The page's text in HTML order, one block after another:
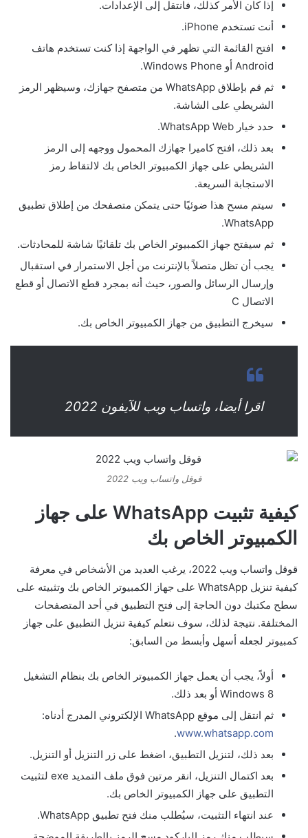
إذا كان الأمر كذلك، فانتقل إلى الإعدادات.
أنت تستخدم iPhone.
افتح القائمة التي تظهر في الواجهة إذا كنت تستخدم هاتف
Android أو Windows Phone.
ثم قم بإطلاق WhatsApp من متصفح جهازك، وسيظهر الرمز
الشريطي على الشاشة.
حدد خيار WhatsApp Web.
بعد ذلك، افتح كاميرا جهازك المحمول ووجهه إلى الرمز
الشريطي على جهاز الكمبيوتر الخاص بك لالتقاط رمز
الاستجابة السريعة.
سيتم مسح هذا ضوئيًا حتى يتمكن متصفحك من إطلاق تطبيق
WhatsApp.
ثم سيفتح جهاز الكمبيوتر الخاص بك تلقائيًا شاشة للمحادثات.
يجب أن تظل متصلاً بالإنترنت من أجل الاستمرار في استقبال
وإرسال الرسائل والصور، حيث أنه بمجرد قطع الاتصال أو قطع
الاتصال C
سيخرج التطبيق من جهاز الكمبيوتر الخاص بك.
اقرا أيضا، واتساب ويب للآيفون 2022
قوقل واتساب ويب 2022
كيفية تثبيت WhatsApp على جهاز
الكمبيوتر الخاص بك
قوقل واتساب ويب 2022، يرغب العديد من الأشخاص في معرفة
كيفية تنزيل WhatsApp على جهاز الكمبيوتر الخاص بك وتثبيته على
سطح مكتبك دون الحاجة إلى فتح التطبيق في أحد المتصفحات
المختلفة. نتيجة لذلك، سوف نتعلم كيفية تنزيل التطبيق على جهاز
كمبيوتر لجعله أسهل وأبسط من السابق:
أولاً، يجب أن يعمل جهاز الكمبيوتر الخاص بك بنظام التشغيل
Windows 8 أو بعد ذلك.
ثم انتقل إلى موقع WhatsApp الإلكتروني المدرج أدناه:
www.whatsapp.com
.
بعد ذلك، لتنزيل التطبيق، اضغط على زر التنزيل أو التنزيل.
بعد اكتمال التنزيل، انقر مرتين فوق ملف التمديد exe لتثبيت
التطبيق على جهاز الكمبيوتر الخاص بك.
عند انتهاء التثبيت، سيُطلب منك فتح تطبيق WhatsApp.